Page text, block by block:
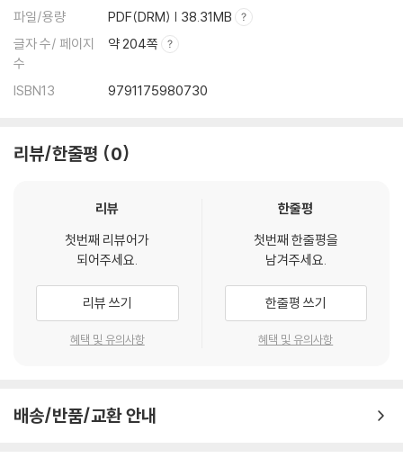
Part 4. 풍경 - 봄, 여름, 가을, 겨울
가을 산책 170 / 가을이 물들어가다 171 / 결실 172 / 고창 청보리밭 173 /
그리움 174 / 꽃밭 175 / 나들이 176 / 남해 유채꽃마을 177 / 늘 꽃길만
걸었으면 178 / 만추 179 / 바라만 보아도 힐링 180 / 보리수 그늘 아래서
서 배우다 190 / 자연에서의 행복 191 / 자연의 선물 192 / 청보리밭의 봄
파일/용량
PDF(DRM) | 38.31MB
글자 수/ 페이지
수
약 204쪽
ISBN13 9791175980730
리뷰/한줄평 0
리뷰
첫번째 리뷰어가
되어주세요.
리뷰 쓰기
혜택 및 유의사항
한줄평
첫번째 한줄평을
남겨주세요.
한줄평 쓰기
혜택 및 유의사항
배송/반품/교환 안내